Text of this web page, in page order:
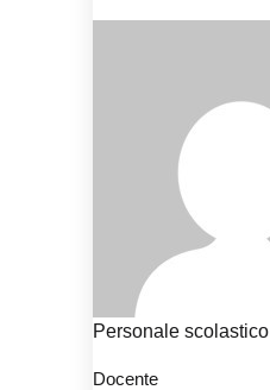
Personale scolastico
Docente